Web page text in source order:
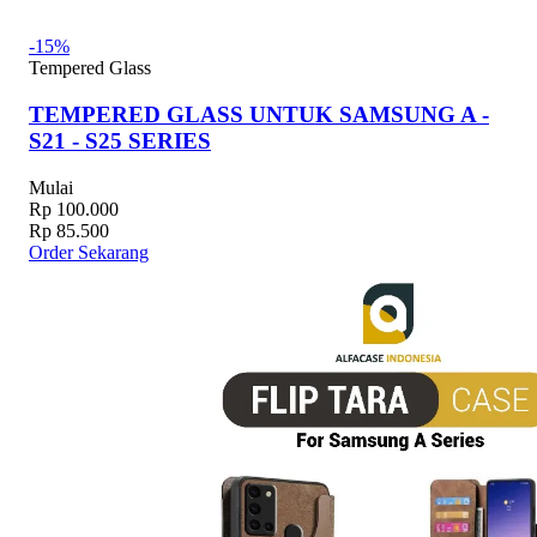
-15%
Tempered Glass
TEMPERED GLASS UNTUK SAMSUNG A -
S21 - S25 SERIES
Mulai
Rp 100.000
Rp 85.500
Order Sekarang